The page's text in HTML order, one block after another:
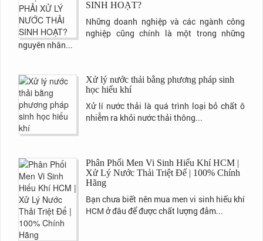
SINH HOẠT?
Những doanh nghiệp và các ngành công
nghiệp cũng chính là một trong những
nguyên nhân...
Xử lý nước thải bằng phương pháp sinh
học hiếu khí
Xử lí nước thải là quá trình loại bỏ chất ô
nhiễm ra khỏi nước thải thông...
Phân Phối Men Vi Sinh Hiếu Khí HCM |
Xử Lý Nước Thải Triệt Để | 100% Chính
Hãng
Bạn chưa biết nên mua men vi sinh hiếu khí
HCM ở đâu để được chất lượng đảm...